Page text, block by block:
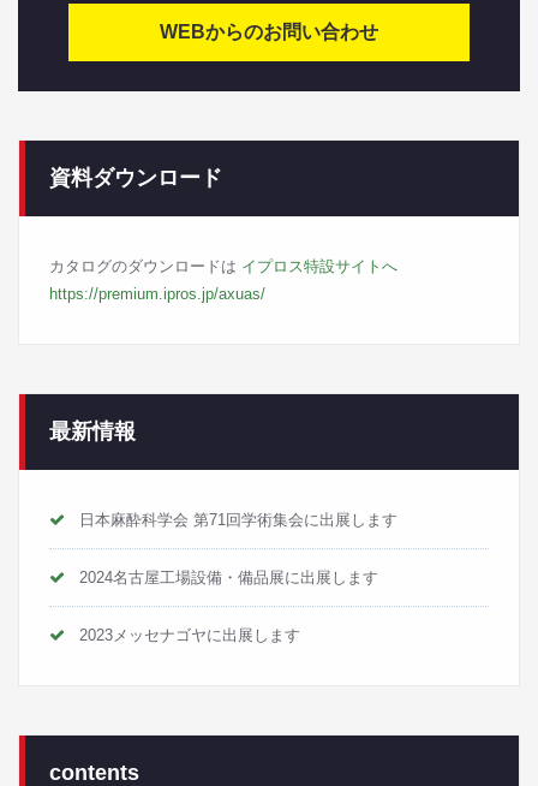
WEBからのお問い合わせ
資料ダウンロード
カタログのダウンロードは イプロス特設サイトへ
https://premium.ipros.jp/axuas/
最新情報
日本麻酔科学会 第71回学術集会に出展します
2024名古屋工場設備・備品展に出展します
2023メッセナゴヤに出展します
contents